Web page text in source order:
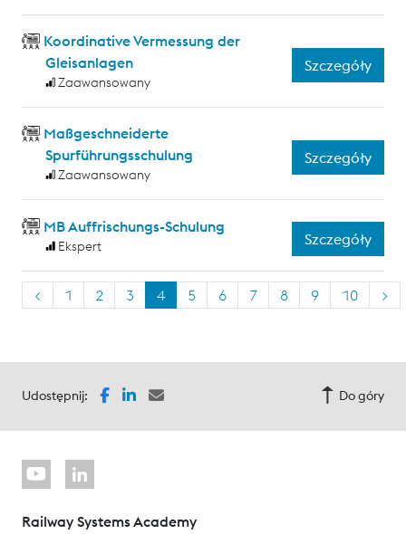
Koordinative Vermessung der
Gleisanlagen
Zaawansowany
Szczegóły
Maßgeschneiderte
Spurführungsschulung
Zaawansowany
Szczegóły
MB Auffrischungs-Schulung
Ekspert Szczegóły
< 1 2 3 4 5 6 7 8 9 10 >
Udostępnij: Do góry
Railway Systems Academy